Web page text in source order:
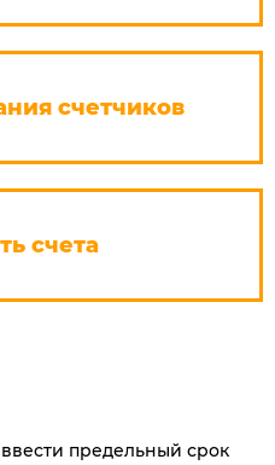
счетчиков
счета
предельный срок